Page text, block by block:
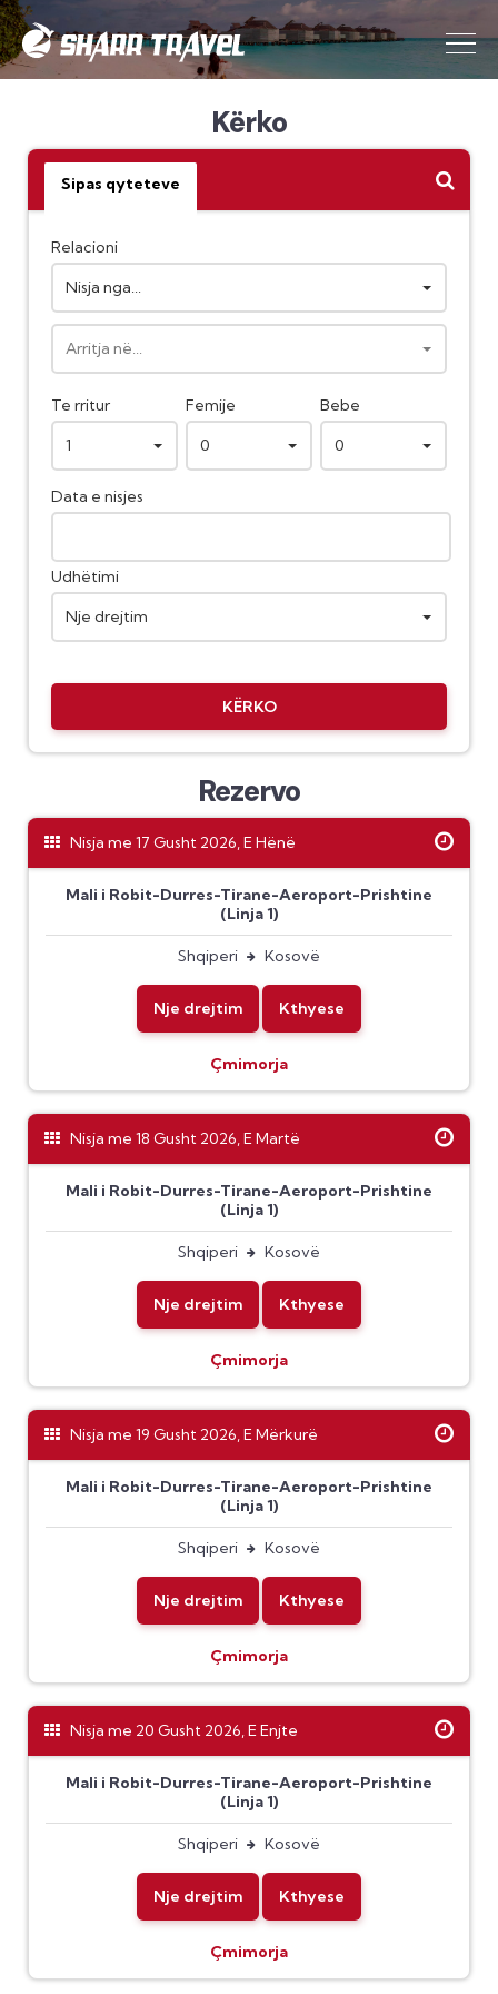
Kërko
Sipas qyteteve
Relacioni
Nisja nga...
Arritja në...
Te rritur
1
Femije
0
Bebe
0
Data e nisjes
Udhëtimi
Nje drejtim
KËRKO
Rezervo
Nisja me 17 Gusht 2026, E Hënë
Mali i Robit-Durres-Tirane-Aeroport-Prishtine
(Linja 1)
Shqiperi Kosovë
Nje drejtim Kthyese
Çmimorja
Nisja me 18 Gusht 2026, E Martë
Mali i Robit-Durres-Tirane-Aeroport-Prishtine
(Linja 1)
Shqiperi Kosovë
Nje drejtim Kthyese
Çmimorja
Nisja me 19 Gusht 2026, E Mërkurë
Mali i Robit-Durres-Tirane-Aeroport-Prishtine
(Linja 1)
Shqiperi Kosovë
Nje drejtim Kthyese
Çmimorja
Nisja me 20 Gusht 2026, E Enjte
Mali i Robit-Durres-Tirane-Aeroport-Prishtine
(Linja 1)
Shqiperi Kosovë
Nje drejtim Kthyese
Çmimorja